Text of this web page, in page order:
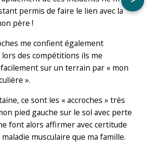
permis de faire le lien avec la
père !
me confient également
des compétitions ils me
sur un terrain par « mon
».
ce sont les « accroches » très
pied gauche sur le sol avec perte
font alors affirmer avec certitude
maladie musculaire que ma famille.